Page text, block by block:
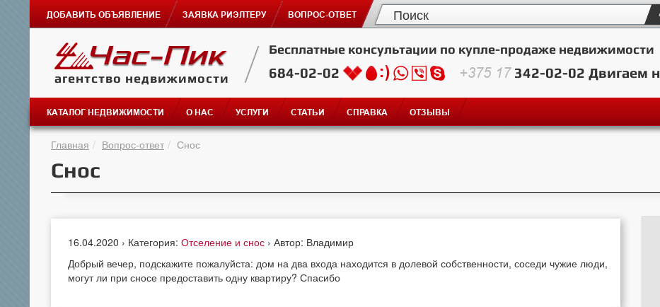
ДОБАВИТЬ ОБЪЯВЛЕНИЕ ЗАЯВКА РИЭЛТЕРУ ВОПРОС-ОТВЕТ
агентство недвижимости
Бесплатные консультации по купле-продаже недвижимости
684-02-02 +375 17342-02-02 Двигаем
КАТАЛОГ НЕДВИЖИМОСТИ О НАС УСЛУГИ СТАТЬИ СПРАВКА ОТЗЫВЫ
Главная Вопрос-ответ Снос
Снос
16.04.2020 › Категория: Отселение и снос › Автор: Владимир
Добрый вечер, подскажите пожалуйста: дом на два входа находится в долевой собственности, соседи чужие люди,
могут ли при сносе предоставить одну квартиру? Спасибо